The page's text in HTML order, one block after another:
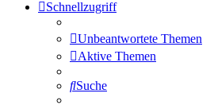
Schnellzugriff
Unbeantwortete Themen
Aktive Themen
Suche